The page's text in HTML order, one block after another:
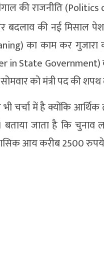
की राजनीति
बदलाव की नई मिसाल
का काम कर
in State Government)
को मंत्री पद की शपथ
चर्चा में है क्योंकि
बताया जाता है कि
आय करीब 2500 रुपये